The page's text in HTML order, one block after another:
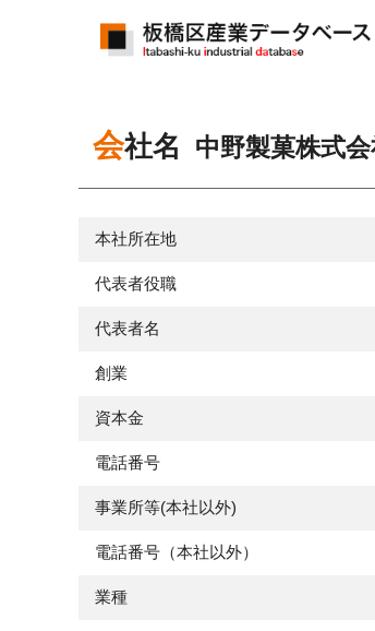
会社名 中野製菓株式
本社所在地
代表者役職
代表者名
創業
資本金
電話番号
事業所等(本社以外)
電話番号（本社以外）
業種